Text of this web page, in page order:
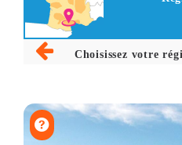
Choisissez votre